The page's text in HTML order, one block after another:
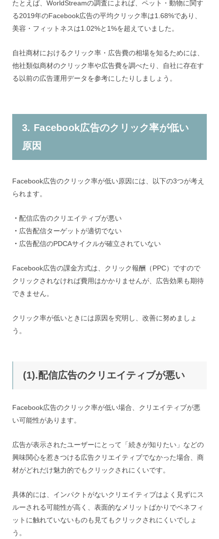
たとえば、WorldStreamの調査によれば、ペット・動物に関す
る2019年のFacebook広告の平均クリック率は1.68%であり、
美容・フィットネスは1.02%と1%を超えていました。
自社商材におけるクリック率・広告費の相場を知るためには、
他社類似商材のクリック率や広告費を調べたり、自社に存在す
る以前の広告運用データを参考にしたりしましょう。
3. Facebook広告のクリック率が低い
原因
Facebook広告のクリック率が低い原因には、以下の3つが考え
られます。
・ 配信広告のクリエイティブが悪い
・ 広告配信ターゲットが適切でない
・ 広告配信のPDCAサイクルが確立されていない
Facebook広告の課金方式は、クリック報酬（PPC）ですので
クリックされなければ費用はかかりませんが、広告効果も期待
できません。
クリック率が低いときには原因を究明し、改善に努めましょ
う。
(1).配信広告のクリエイティブが悪い
Facebook広告のクリック率が低い場合、クリエイティブが悪
い可能性があります。
広告が表示されたユーザーにとって「続きが知りたい」などの
興味関心を惹きつける広告クリエイティブでなかった場合、商
材がどれだけ魅力的でもクリックされにくいです。
具体的には、インパクトがないクリエイティブはよく見ずにス
ルーされる可能性が高く、表面的なメリットばかりでベネフィ
ットに触れていないものも見てもクリックされにくいでしょ
う。